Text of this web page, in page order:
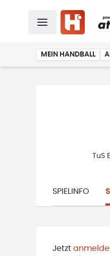
MEIN HANDBALL
SPIELINFO
Jetzt